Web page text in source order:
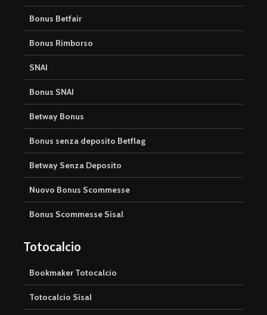
Bonus Betfair
Bonus Rimborso
SNAI
Bonus SNAI
Betway Bonus
Bonus senza deposito Betflag
Betway Senza Deposito
Nuovo Bonus Scommesse
Bonus Scommesse Sisal
Totocalcio
Bookmaker Totocalcio
Totocalcio Sisal